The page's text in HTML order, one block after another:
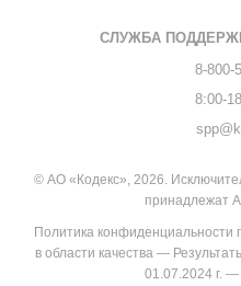
СЛУЖБА
8-800-
8:00-
© АО «Кодекс», 2026.
принадлежат
Политика конфиденциальности
в области качества—
01.07.2024 г.—